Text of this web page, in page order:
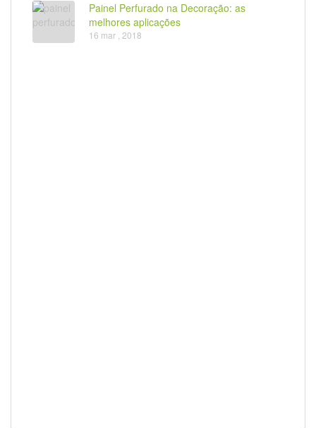
Painel Perfurado na Decoração: as
melhores aplicações
16 mar , 2018